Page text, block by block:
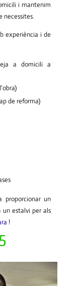
i mantenim
necessites.
experiència i de
a domicili a
de reforma)
proporcionar un
un estalvi per als
!